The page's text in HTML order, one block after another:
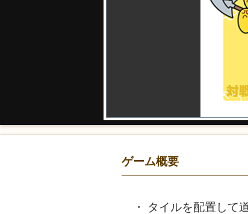
ゲーム概要
タイルを配置して